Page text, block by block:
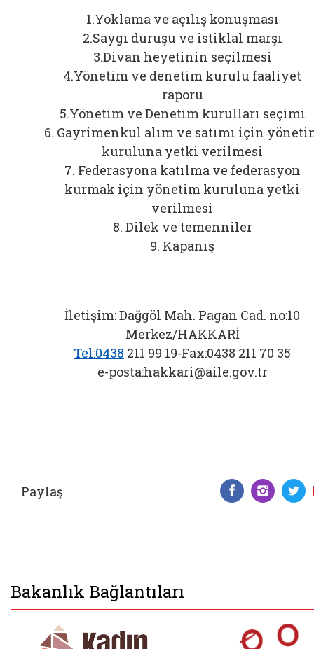
1.Yoklama ve açılış konuşması
2.Saygı duruşu ve istiklal marşı
3.Divan heyetinin seçilmesi
4.Yönetim ve denetim kurulu faaliyet
raporu
5.Yönetim ve Denetim kurulları seçimi
6. Gayrimenkul alım ve satımı için
kuruluna yetki verilmesi
7. Federasyona katılma ve federasyon
kurmak için yönetim kuruluna yetki
verilmesi
8. Dilek ve temenniler
9. Kapanış
İletişim: Dağgöl Mah. Pagan Cad. no:10
Merkez/HAKKARİ
Tel:0438 211 99 19-Fax:0438 211 70 35
e-posta:hakkari@aile.gov.tr
Paylaş
Bakanlık Bağlantıları